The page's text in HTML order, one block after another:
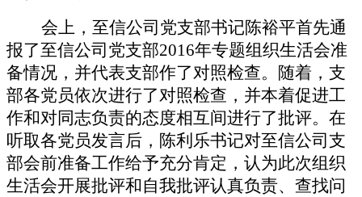
会上，至信公司党支部书记陈裕平首先通
报了至信公司党支部2016年专题组织生活会准
备情况，并代表支部作了对照检查。随着，支
部各党员依次进行了对照检查，并本着促进工
作和对同志负责的态度相互间进行了批评。在
听取各党员发言后，陈利乐书记对至信公司支
部会前准备工作给予充分肯定，认为此次组织
生活会开展批评和自我批评认真负责、查找问